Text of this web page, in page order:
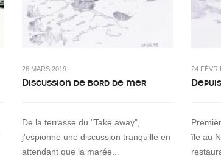
26 MARS 2019
Discussion de bord de mer
De la terrasse du "Take away",
j'espionne une discussion tranquille en
attendant que la marée...
24
île au